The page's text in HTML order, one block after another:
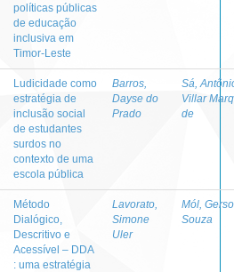
políticas públicas
de educação
inclusiva em
Timor-Leste
Ludicidade como
estratégia de
inclusão social
de estudantes
surdos no
contexto de uma
escola pública
Barros,
Dayse do
Prado
Sá,
Villar
de
Método
Dialógico,
Descritivo e
Acessível – DDA
: uma estratégia
Lavorato,
Simone
Uler
Mól,
Souza